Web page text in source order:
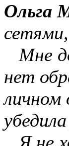
Ольга
Мне
нет
личном